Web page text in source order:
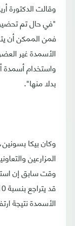
وقالت الدكتورة
"في حال تم
الأسمدة غير
واستخدام أسمدة
بدلا منها".
وكان بيكا
المزارعين
وقت سابق إن
الأسمدة نتيجة